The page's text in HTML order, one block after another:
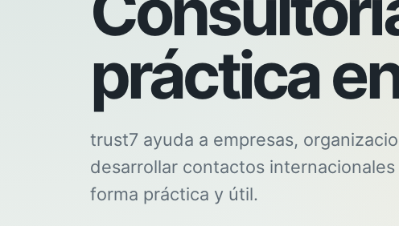
práctica
trust7 ayuda a empresas,
desarrollar contactos
forma práctica y útil.